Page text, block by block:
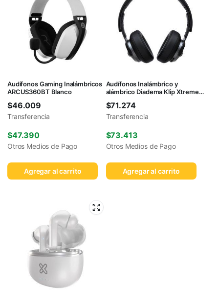
Audífonos Gaming Inalámbricos
ARCUS360BT Blanco
$46.009
Transferencia
$47.390
Otros Medios de Pago
Agregar al carrito
Audífonos Inalámbrico y
alámbrico Diadema Klip Xtreme
$71.274
Transferencia
$73.413
Otros Medios de Pago
Agregar al carrito